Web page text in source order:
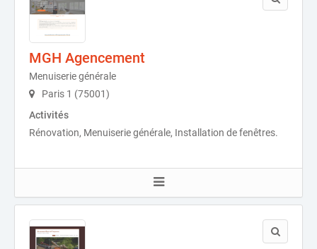
MGH Agencement
Menuiserie générale
Paris 1 (75001)
Activités
Rénovation, Menuiserie générale, Installation de fenêtres.